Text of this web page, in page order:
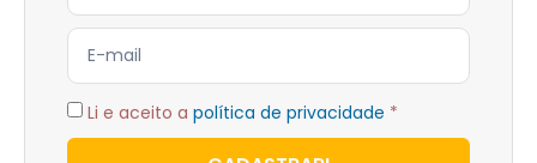
Li e aceito a política de privacidade *